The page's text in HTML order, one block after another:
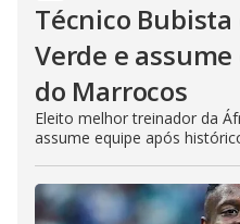
Técnico Bubista
Verde e assume
do Marrocos
Eleito melhor treinador da
assume equipe após